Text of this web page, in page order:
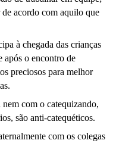
de acordo com aquilo que
à chegada das crianças
após o encontro de
preciosos para melhor
com o catequizando,
são anti-catequéticos.
com os colegas